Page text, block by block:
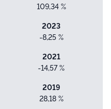
109,34 %
2023
-8,25 %
2021
-14,57 %
2019
28,18 %